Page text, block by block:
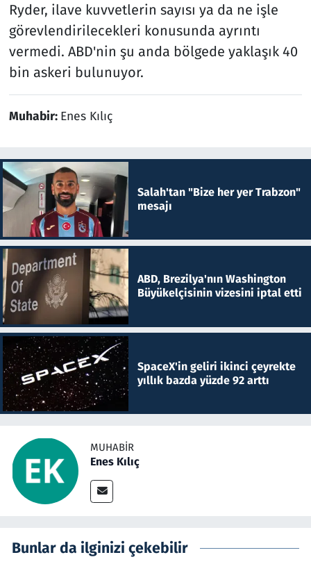
Ryder, ilave kuvvetlerin sayısı ya da ne işle
görevlendirilecekleri konusunda ayrıntı
vermedi. ABD'nin şu anda bölgede yaklaşık 40
bin askeri bulunuyor.
Muhabir: Enes Kılıç
Salah'tan "Bize her yer Trabzon"
mesajı
ABD, Brezilya'nın Washington
Büyükelçisinin vizesini iptal etti
SpaceX'in geliri ikinci çeyrekte
yıllık bazda yüzde 92 arttı
MUHABIR
Enes Kılıç
Bunlar da ilginizi çekebilir